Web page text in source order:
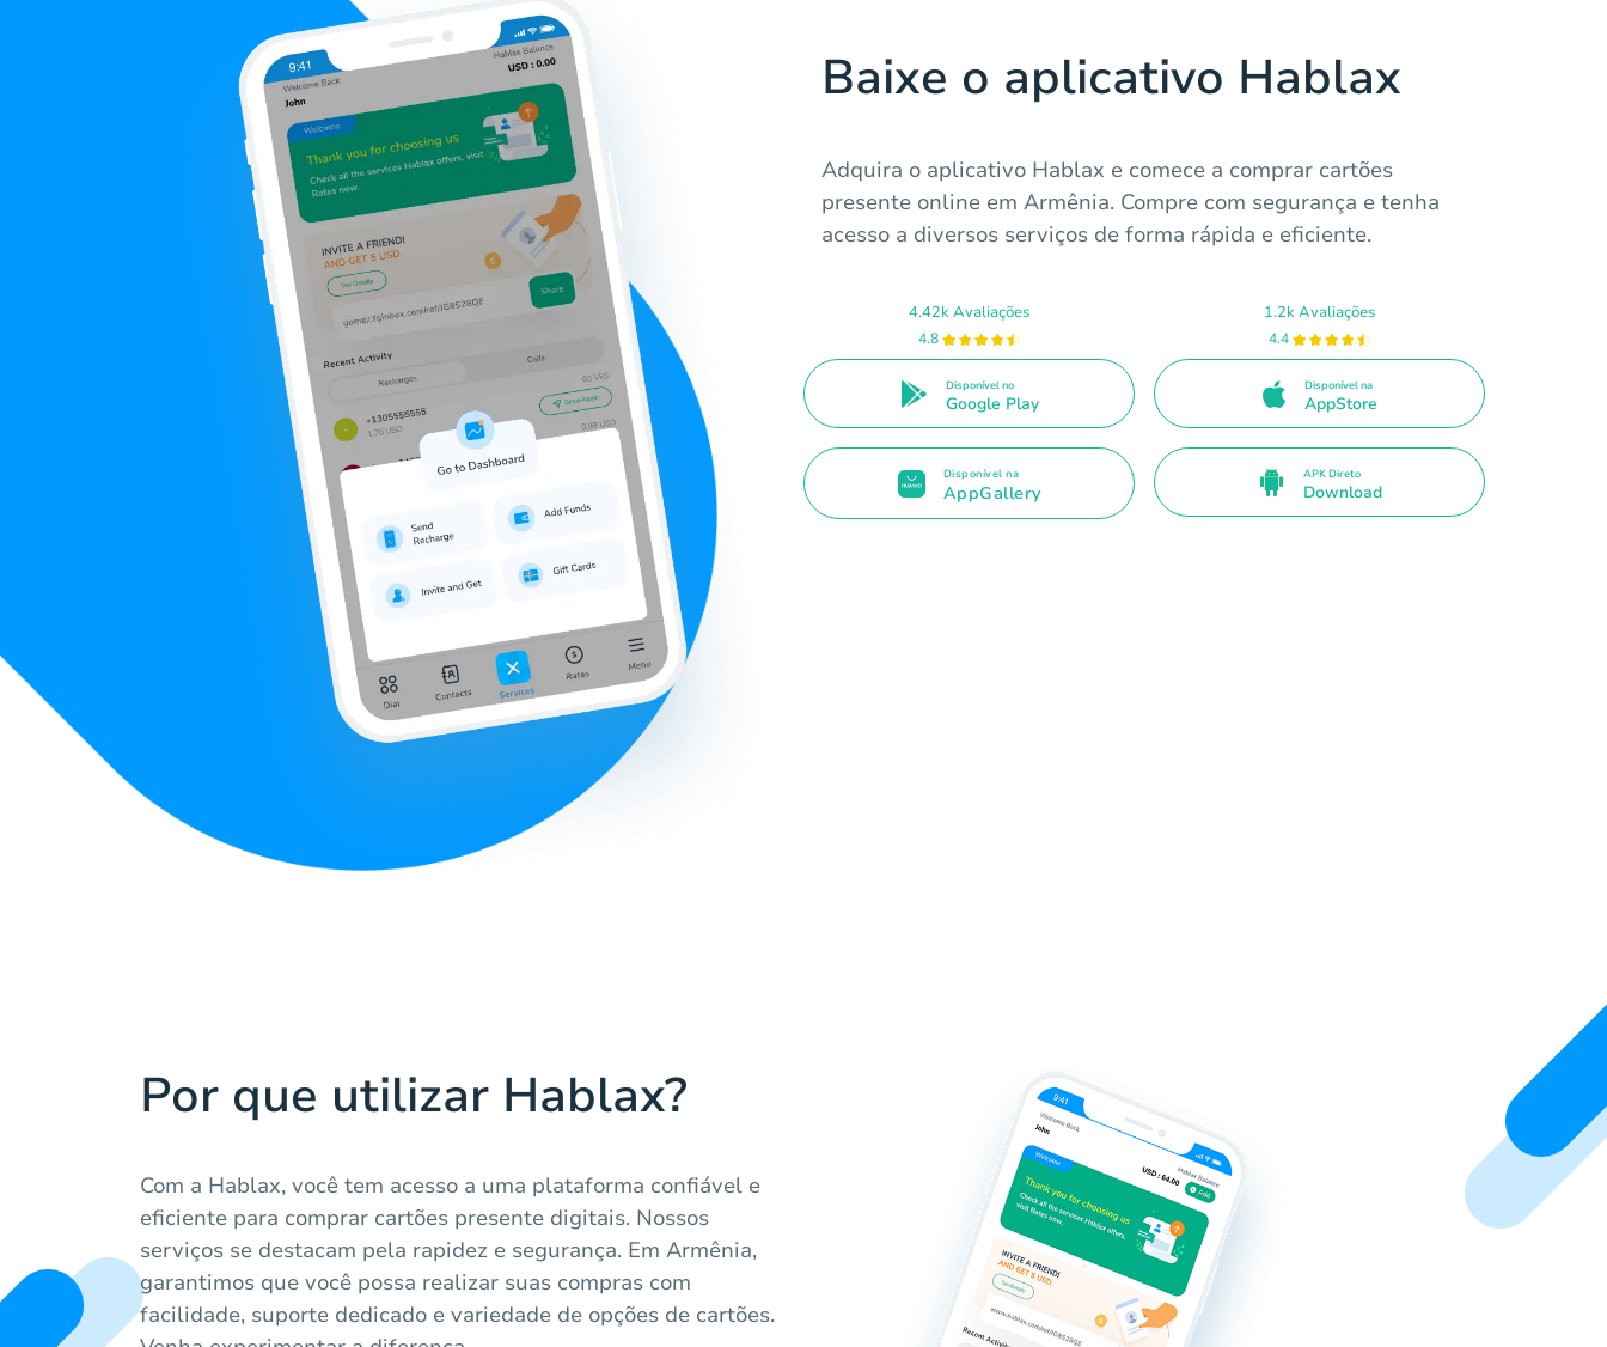
Baixe o aplicativo Hablax
Adquira o aplicativo Hablax e comece a comprar cartões
presente online em Armênia. Compre com segurança e tenha
acesso a diversos serviços de forma rápida e eficiente.
4.42k Avaliações
4.8
Disponível no
Google Play
1.2k Avaliações
4.4
Disponível na
AppStore
Disponível na
AppGallery
APK Direto
Download
Por que utilizar Hablax?
Com a Hablax, você tem acesso a uma plataforma confiável e
eficiente para comprar cartões presente digitais. Nossos
serviços se destacam pela rapidez e segurança. Em Armênia,
garantimos que você possa realizar suas compras com
facilidade, suporte dedicado e variedade de opções de cartões.